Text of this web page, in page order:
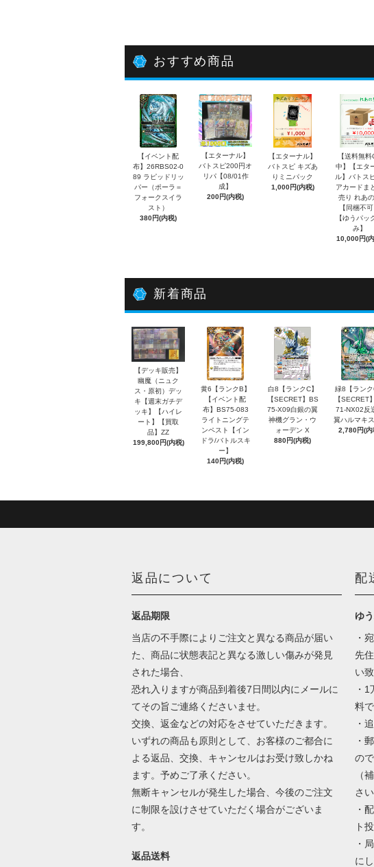
おすすめ商品
【イベント配
布】26RBS02-0
89 ラピッドリッ
パー（ポーラ＝
フォークスイラ
スト）
380円(内税)
【エターナル】
バトスピ200円オ
リパ【08/01作
成】
200円(内税)
【エターナル】
バトスピ キズあ
りミニパック
1,000円(内税)
【送料無料
中】【エタ
ル】バトス
アカードま
売り れあ
【同梱不可
【ゆうパッ
み】
10,000円(
新着商品
【デッキ販売】
幽魔（ニュク
ス・原初）デッ
キ【週末ガチデ
ッキ】【ハイレ
ート】【買取
品】ZZ
199,800円(内税)
黄6【ランクB】
【イベント配
布】BS75-083
ライトニングテ
ンペスト【イン
ドラ/バトルスキ
ー】
140円(内税)
白8【ランクC】
【SECRET】BS
75-X09白銀の翼
神機グラン・ウ
ォーデン X
880円(内税)
緑8【ランク
【SECRET
71-NX02反
翼ハルマキ
2,780円(内
返品について
返品期限
当店の不手際によりご注文と異なる商品が届い
た、商品に状態表記と異なる激しい傷みが発見
された場合、
恐れ入りますが商品到着後7日間以内にメールに
てその旨ご連絡くださいませ。
交換、返金などの対応をさせていただきます。
いずれの商品も原則として、お客様のご都合に
よる返品、交換、キャンセルはお受け致しかね
ます。予めご了承ください。
無断キャンセルが発生した場合、今後のご注文
に制限を設けさせていただく場合がございま
す。
返品送料
配
ゆ
・
先
い
・
料で
・
・
の
（
さ
・
ト
・
に